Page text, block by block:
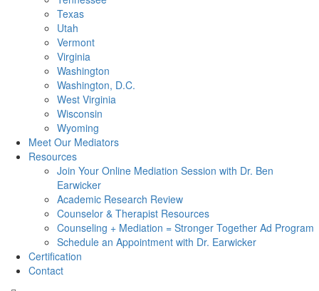
Texas
Utah
Vermont
Virginia
Washington
Washington, D.C.
West Virginia
Wisconsin
Wyoming
Meet Our Mediators
Resources
Join Your Online Mediation Session with Dr. Ben
Earwicker
Academic Research Review
Counselor & Therapist Resources
Counseling + Mediation = Stronger Together Ad Program
Schedule an Appointment with Dr. Earwicker
Certification
Contact